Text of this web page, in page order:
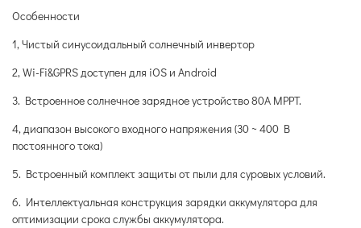
Особенности
1, Чистый синусоидальный солнечный инвертор
2, Wi-Fi&GPRS доступен для iOS и Android
3. Встроенное солнечное зарядное устройство 80А MPPT.
4, диапазон высокого входного напряжения (30 ~ 400 В
постоянного тока)
5. Встроенный комплект защиты от пыли для суровых условий.
6. Интеллектуальная конструкция зарядки аккумулятора для
оптимизации срока службы аккумулятора.